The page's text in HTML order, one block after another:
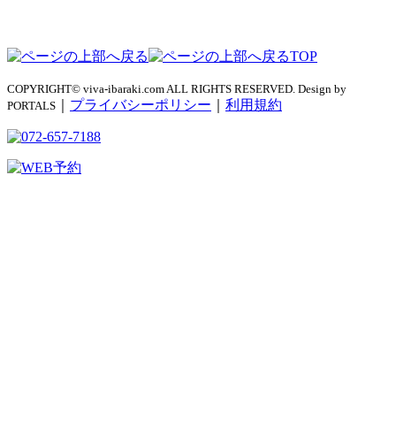
TOP
COPYRIGHT© viva-ibaraki.com ALL RIGHTS RESERVED. Design by
PORTALS
プライバシーポリシー 利用規約